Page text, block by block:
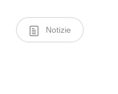
Notizie